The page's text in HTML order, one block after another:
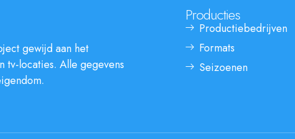
gewijd aan het
tv-locaties. Alle gegevens
Producties
Productiebedrijven
Formats
Seizoenen